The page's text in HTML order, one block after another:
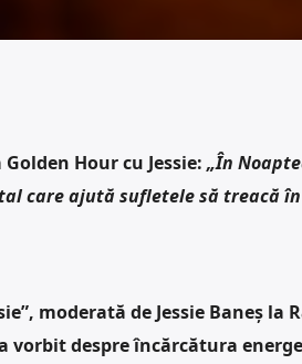
Hour cu Jessie: „În
care ajută sufletele să treacă
moderată de Jessie Baneș la
despre încărcătura